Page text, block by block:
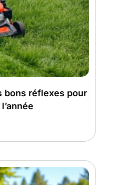
bons réflexes pour